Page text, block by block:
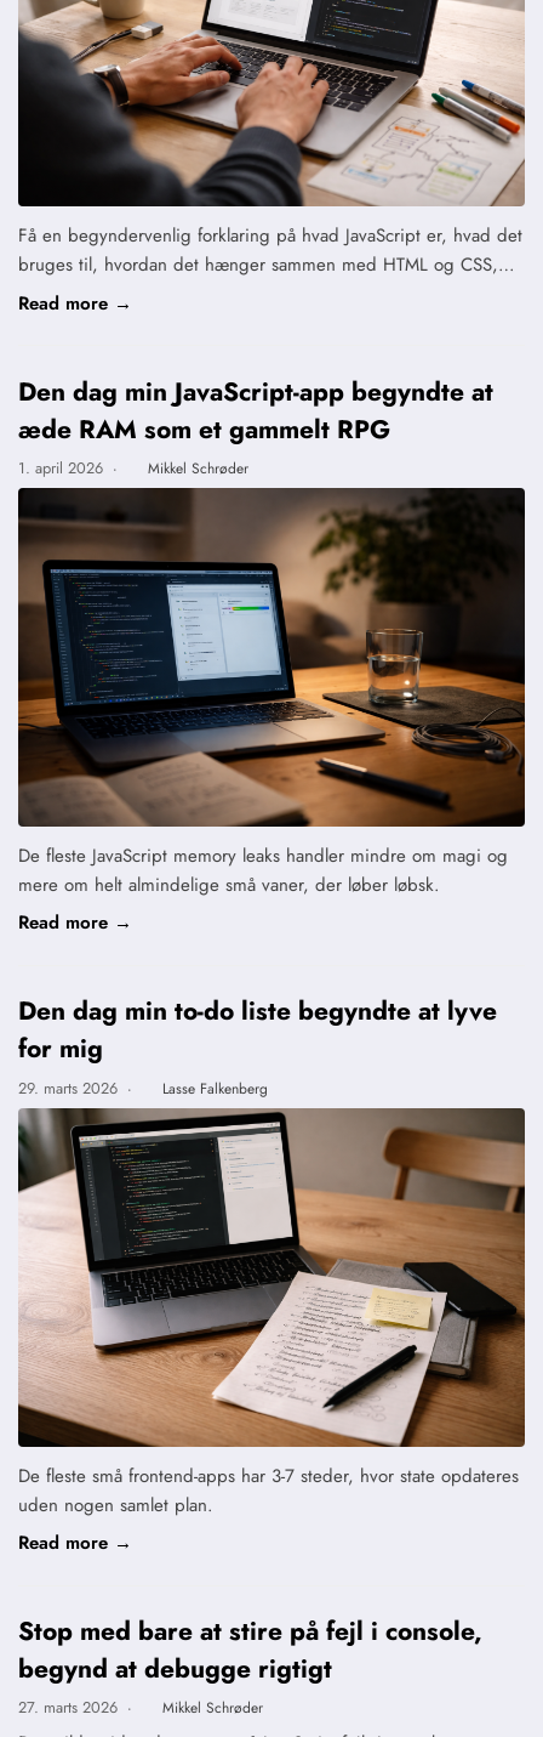
Få en begyndervenlig forklaring på hvad JavaScript er, hvad det
bruges til, hvordan det hænger sammen med HTML og CSS,…
Read more →
Den dag min JavaScript-app begyndte at
æde RAM som et gammelt RPG
1. april 2026 · Mikkel Schrøder
De fleste JavaScript memory leaks handler mindre om magi og
mere om helt almindelige små vaner, der løber løbsk.
Read more →
Den dag min to-do liste begyndte at lyve
for mig
29. marts 2026 · Lasse Falkenberg
De fleste små frontend-apps har 3-7 steder, hvor state opdateres
uden nogen samlet plan.
Read more →
Stop med bare at stire på fejl i console,
begynd at debugge rigtigt
27. marts 2026 · Mikkel Schrøder